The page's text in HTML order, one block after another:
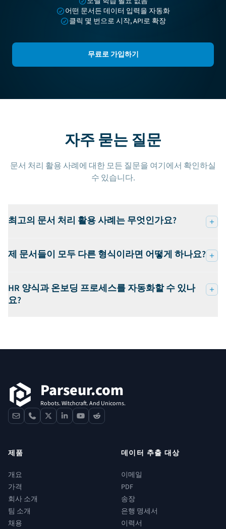
어떤 문서든 데이터 입력을 자동화
클릭 몇 번으로 시작, API로 확장
무료로 가입하기
자주 묻는 질문
문서 처리 활용 사례에 대한 모든 질문을 여기에서 확인하실
수 있습니다.
최고의 문서 처리 활용 사례는 무엇인가요?
제 문서들이 모두 다른 형식이라면 어떻게 하나요?
HR 양식과 온보딩 프로세스를 자동화할 수 있나
요?
Parseur.com
Robots. Witchcraft. And Unicorns.
contactphone
x linkedinyoutube
reddit
제품
개요
가격
회사 소개
팀 소개
채용
데이터 추출 대상
이메일
PDF
송장
은행 명세서
이력서